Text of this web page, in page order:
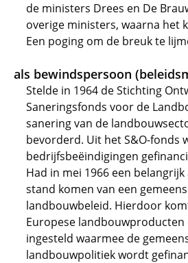
de ministers Drees en De
overige ministers, waarna het
Een poging om de breuk te
als bewindspersoon
Stelde in 1964 de Stichting
Saneringsfonds voor de
sanering van de
bevorderd. Uit het S&O-fonds
bedrijfsbeëindigingen
Had in mei 1966 een
stand komen van een
landbouwbeleid. Hierdoor
Europese
ingesteld waarmee de
landbouwpolitiek wordt